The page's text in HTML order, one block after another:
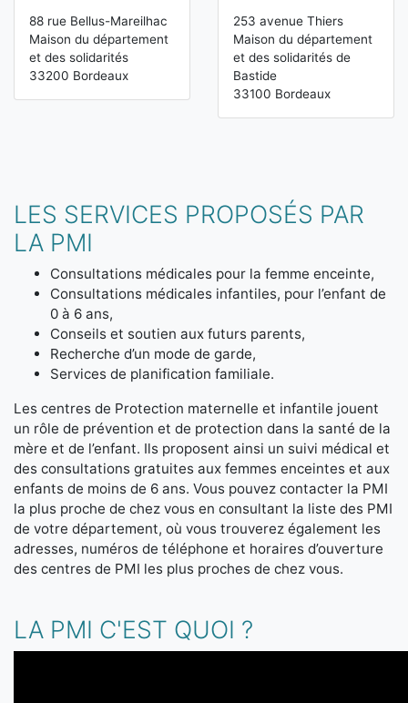
88 rue Bellus-Mareilhac
Maison du département
et des solidarités
33200 Bordeaux
253 avenue Thiers
Maison du département
et des solidarités de
Bastide
33100 Bordeaux
LES SERVICES PROPOSÉS PAR
LA PMI
Consultations médicales pour la femme enceinte,
Consultations médicales infantiles, pour l’enfant de
0 à 6 ans,
Conseils et soutien aux futurs parents,
Recherche d’un mode de garde,
Services de planification familiale.
Les centres de Protection maternelle et infantile jouent
un rôle de prévention et de protection dans la santé de la
mère et de l’enfant. Ils proposent ainsi un suivi médical et
des consultations gratuites aux femmes enceintes et aux
enfants de moins de 6 ans. Vous pouvez contacter la PMI
la plus proche de chez vous en consultant la liste des PMI
de votre département, où vous trouverez également les
adresses, numéros de téléphone et horaires d’ouverture
des centres de PMI les plus proches de chez vous.
LA PMI C'EST QUOI ?